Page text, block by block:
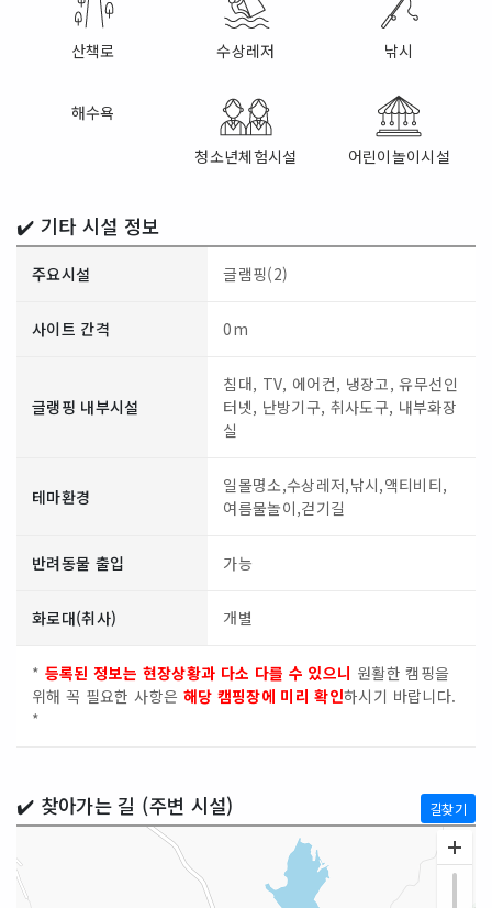
산책로 수상레저 낚시
해수욕
청소년체험시설
어린이놀이시설
✔️ 기타 시설 정보
주요시설 글램핑(2)
사이트 간격 0m
글랭핑 내부시설
침대, TV, 에어컨, 냉장고, 유무선인
터넷, 난방기구, 취사도구, 내부화장
실
테마환경
일몰명소,수상레저,낚시,액티비티,
여름물놀이,걷기길
반려동물 출입 가능
화로대(취사) 개별
* 등록된 정보는 현장상황과 다소 다를 수 있으니 원활한 캠핑을
위해 꼭 필요한 사항은 해당 캠핑장에 미리 확인하시기 바랍니다.
*
✔️ 찾아가는 길 (주변 시설) 길찾기